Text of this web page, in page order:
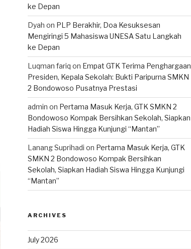
ke Depan
Dyah on PLP Berakhir, Doa Kesuksesan
Mengiringi 5 Mahasiswa UNESA Satu Langkah
ke Depan
Luqman fariq on Empat GTK Terima Penghargaan
Presiden, Kepala Sekolah: Bukti Paripurna SMKN
2 Bondowoso Pusatnya Prestasi
admin on Pertama Masuk Kerja, GTK SMKN 2
Bondowoso Kompak Bersihkan Sekolah, Siapkan
Hadiah Siswa Hingga Kunjungi “Mantan”
Lanang Suprihadi on Pertama Masuk Kerja, GTK
SMKN 2 Bondowoso Kompak Bersihkan
Sekolah, Siapkan Hadiah Siswa Hingga Kunjungi
“Mantan”
ARCHIVES
July 2026